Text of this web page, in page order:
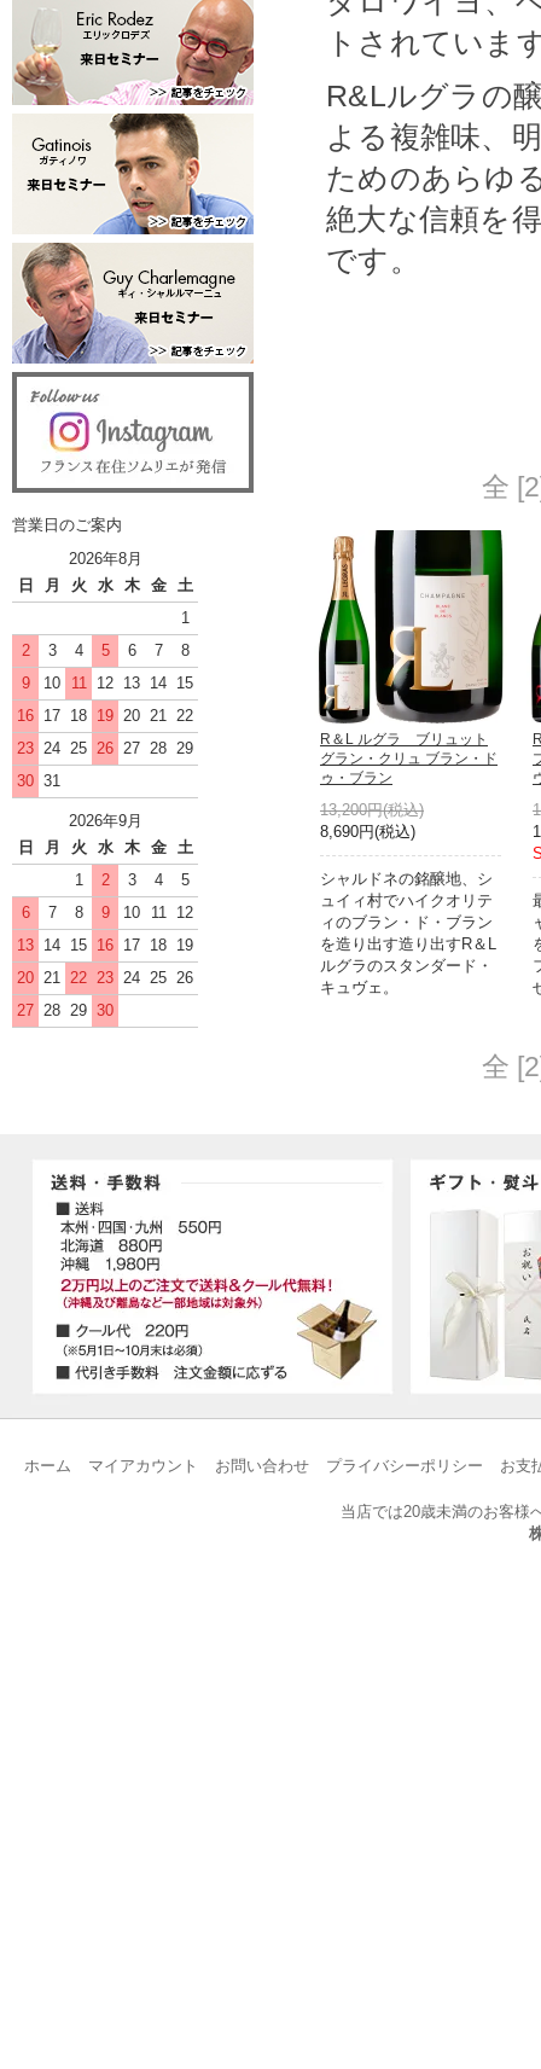
トされていま
R&Lルグラの
よる複雑味、
ためのあらゆ
絶大な信頼を
です。
全
R＆L ルグラ ブリュット
グラン・クリュ ブラン・ド
ゥ・ブラン
13,200円(税込)
8,690円(税込)
シャルドネの銘醸地、シ
ュイィ村でハイクオリテ
ィのブラン・ド・ブラン
を造り出す造り出すR＆L
ルグラのスタンダード・
キュヴェ。
全
営業日のご案内
2026年8月
日
月 火 水 木 金
土
1
2
3 4 5 6 7
8
9
10 11 12 13 14 15
16 17 18 19 20 21 22
23 24 25 26 27 28 29
30 31
2026年9月
日
月 火 水 木 金
土
1
2 3 4
5
6
7 8 9 10 11
12
13 14 15 16 17 18 19
20 21 22 23 24 25 26
27 28 29 30
ホーム マイアカウント お問い合わせ プライバシーポリシー お支
当店では20歳未満のお客様